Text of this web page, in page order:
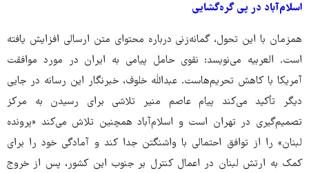
اسلام‌آباد در پی گره‌گشایی
همزمان با این تحول، گمانه‌زنی درباره محتوای متن ارسالی افزایش یافته
است. العربیه می‌نویسد: نقوی حامل پیامی به ایران در مورد موافقت
آمریکا با کاهش تحریم‌هاست. عبدالله خلوف، خبرنگار این رسانه در جایی
دیگر تأکید می‌کند پیام عاصم منیر تلاشی برای رسیدن به مرکز
تصمیم‌گیری در تهران است و اسلام‌آباد همچنین تلاش می‌کند «پرونده
لبنان» را از توافق احتمالی با واشنگتن جدا کند و آمادگی خود را برای
کمک به ارتش لبنان در اعمال کنترل بر جنوب این کشور، پس از خروج